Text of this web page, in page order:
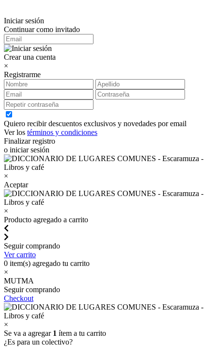
Iniciar sesión
Continuar como invitado
Crear una cuenta
×
Registrarme
Quiero recibir descuentos exclusivos y novedades por email
Ver los términos y condiciones
Finalizar registro
o iniciar sesión
×
Aceptar
×
Producto agregado a carrito
Seguir comprando
Ver carrito
0 item(s) agregado tu carrito
×
MUTMA
Seguir comprando
Checkout
×
Se va a agregar 1 ítem a tu carrito
¿Es para un colectivo?